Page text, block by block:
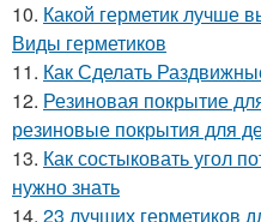
10. Какой герметик лучше
Виды герметиков
11. Как Сделать
12. Резиновая покрытие
резиновые покрытия для
13. Как состыковать угол
нужно знать
14. 23 лучших герметиков